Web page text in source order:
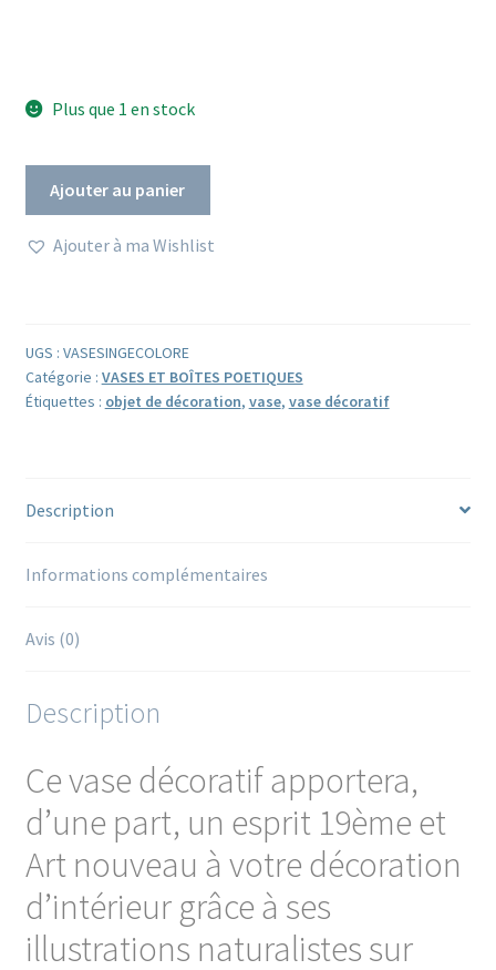
Plus que 1 en stock
Singe
en
papier
ciré
Ajouter au panier
Ajouter à ma Wishlist
UGS : VASESINGECOLORE
Catégorie : VASES ET BOÎTES POETIQUES
Étiquettes : objet de décoration, vase, vase décoratif
Description
Informations complémentaires
Avis (0)
Description
Ce vase décoratif apportera,
d’une part, un esprit 19ème et
Art nouveau à votre décoration
d’intérieur grâce à ses
illustrations naturalistes sur